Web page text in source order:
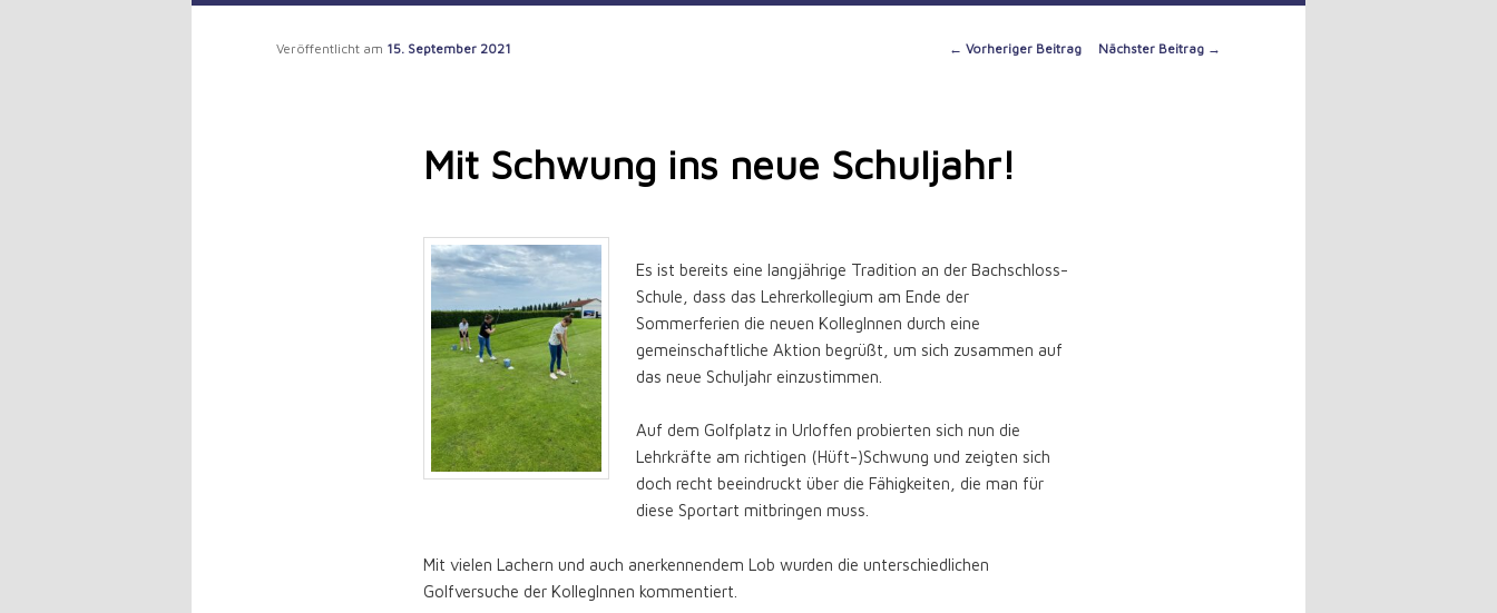
Post
← Vorheriger Beitrag Nächster Beitrag →
Mit Schwung ins neue Schuljahr!
Veröffentlicht am 15. September 2021
Es ist bereits eine langjährige Tradition an der Bachschloss-
Schule, dass das Lehrerkollegium am Ende der
Sommerferien die neuen KollegInnen durch eine
gemeinschaftliche Aktion begrüßt, um sich zusammen auf
das neue Schuljahr einzustimmen.
Auf dem Golfplatz in Urloffen probierten sich nun die
Lehrkräfte am richtigen (Hüft-)Schwung und zeigten sich
doch recht beeindruckt über die Fähigkeiten, die man für
diese Sportart mitbringen muss.
Mit vielen Lachern und auch anerkennendem Lob wurden die unterschiedlichen
Golfversuche der KollegInnen kommentiert.